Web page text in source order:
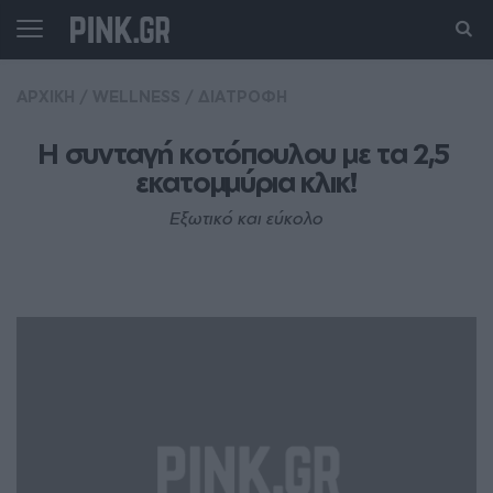
Η συνταγή κοτόπουλου με τα 2,5
εκατομμύρια κλικ!
Εξωτικό και εύκολο